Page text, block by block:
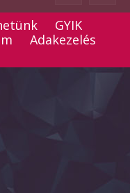
GYIK
Adakezelés